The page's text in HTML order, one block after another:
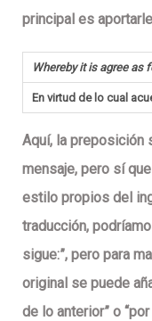
principal es
Whereby it is agree as
En virtud de lo cual
Aquí, la preposición
mensaje, pero sí
estilo propios del
traducción,
sigue:”, pero para
original se puede
de lo anterior” o